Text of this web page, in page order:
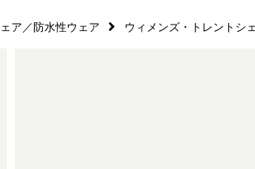
ア／防水性ウェア ウィメンズ・トレントシ